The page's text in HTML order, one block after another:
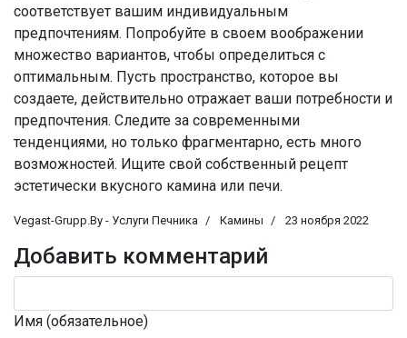
соответствует вашим индивидуальным
предпочтениям. Попробуйте в своем воображении
множество вариантов, чтобы определиться с
оптимальным. Пусть пространство, которое вы
создаете, действительно отражает ваши потребности и
предпочтения. Следите за современными
тенденциями, но только фрагментарно, есть много
возможностей. Ищите свой собственный рецепт
эстетически вкусного камина или печи.
Vegast-Grupp.By - Услуги Печника Камины 23 ноября 2022
Добавить комментарий
Имя (обязательное)